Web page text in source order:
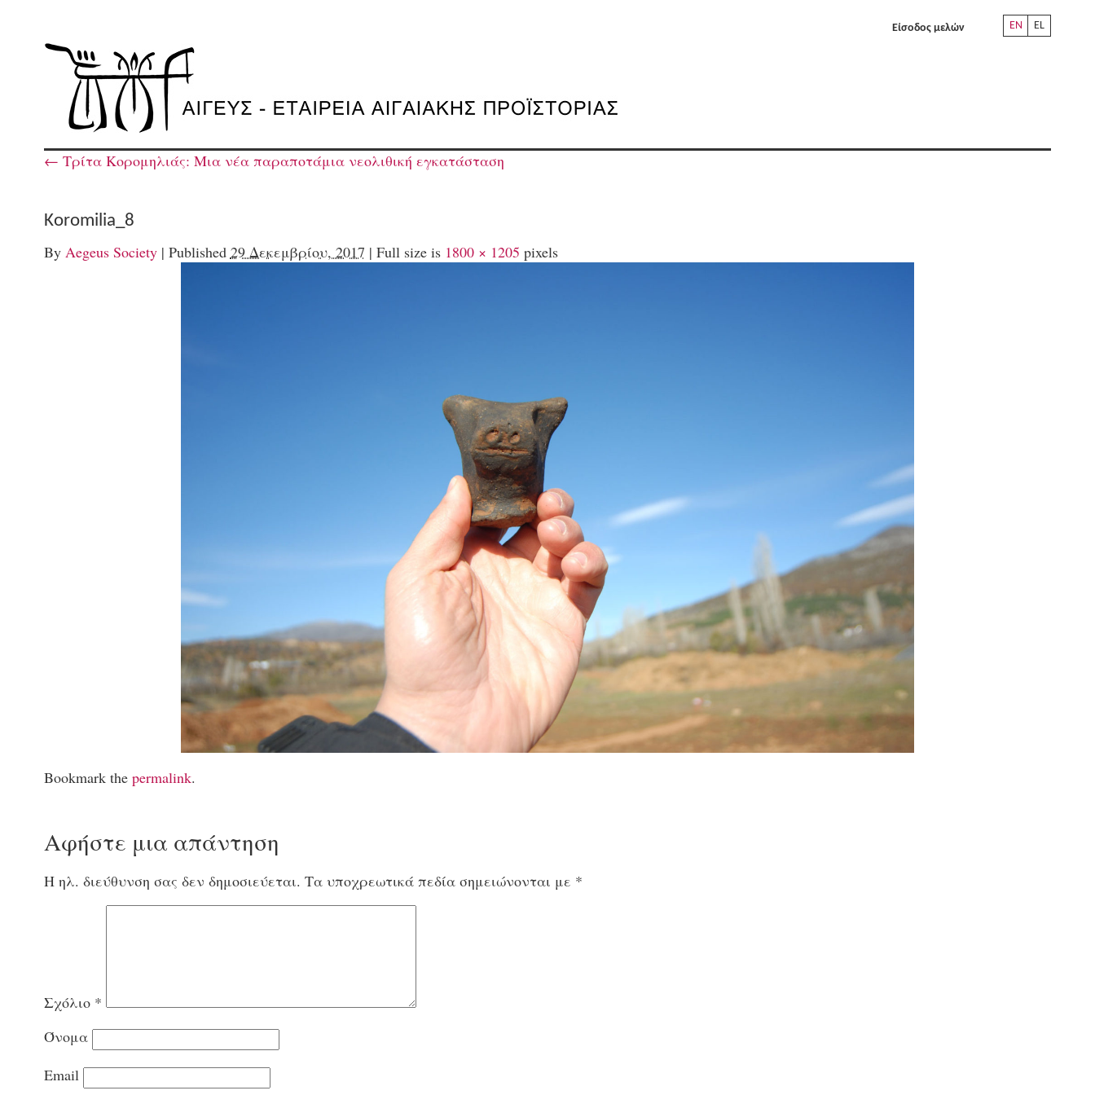
EN EL
Είσοδος μελών
← Τρίτα Κορομηλιάς: Μια νέα παραποτάμια νεολιθική εγκατάσταση
Koromilia_8
By Aegeus Society | Published 29 Δεκεμβρίου, 2017 | Full size is 1800 × 1205 pixels
Bookmark the permalink.
Αφήστε μια απάντηση
Η ηλ. διεύθυνση σας δεν δημοσιεύεται. Τα υποχρεωτικά πεδία σημειώνονται με *
Σχόλιο *
Όνομα
Email